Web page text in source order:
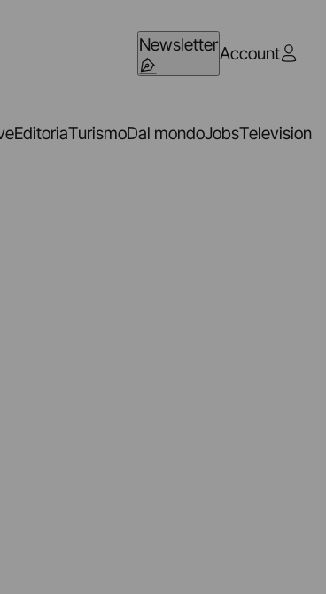
NewsletterAccount
EditoriaTurismoDal mondoJobsTelevision